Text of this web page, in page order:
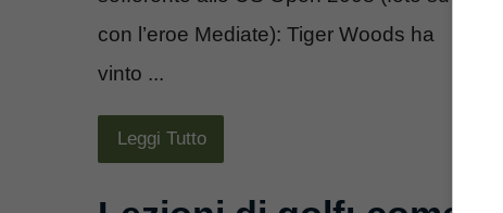
con l’eroe Mediate): Tiger Woods ha
vinto ...
Leggi Tutto